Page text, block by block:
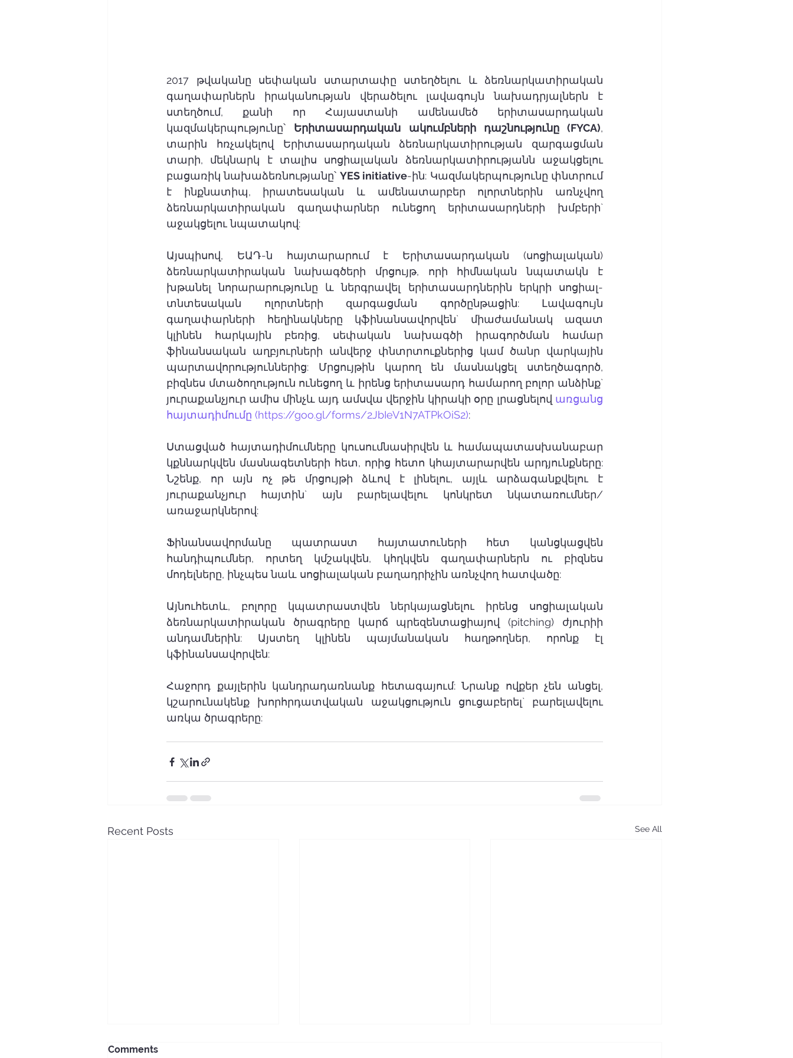
2017 թվականը սեփական ստարտափը ստեղծելու և ձեռնարկատիրական
գաղափարներն իրականության վերածելու լավագույն նախադրյալներն է
ստեղծում, քանի որ Հայաստանի ամենամեծ երիտասարդական
կազմակերպությունը՝ Երիտասարդական ակումբների դաշնությունը (FYCA),
տարին հռչակելով Երիտասարդական ձեռնարկատիրության զարգացման
տարի, մեկնարկ է տալիս սոցիալական ձեռնարկատիրությանն աջակցելու
բացառիկ նախաձեռնությանը՝ YES initiative-ին: Կազմակերպությունը փնտրում
է ինքնատիպ, իրատեսական և ամենատարբեր ոլորտներին առնչվող
ձեռնարկատիրական գաղափարներ ունեցող երիտասարդների խմբերի`
աջակցելու նպատակով:
Այսպիսով, ԵԱԴ-ն հայտարարում է Երիտասարդական (սոցիալական)
ձեռնարկատիրական նախագծերի մրցույթ, որի հիմնական նպատակն է
խթանել նորարարությունը և ներգրավել երիտասարդներին երկրի սոցիալ-
տնտեսական ոլորտների զարգացման գործընթացին: Լավագույն
գաղափարների հեղինակները կֆինանսավորվեն` միաժամանակ ազատ
կլինեն հարկային բեռից, սեփական նախագծի իրագործման համար
ֆինանսական աղբյուրների անվերջ փնտրտուքներից կամ ծանր վարկային
պարտավորություններից: Մրցույթին կարող են մասնակցել ստեղծագործ,
բիզնես մտածողություն ունեցող և իրենց երիտասարդ համարող բոլոր անձինք`
յուրաքանչյուր ամիս մինչև այդ ամսվա վերջին կիրակի օրը լրացնելով առցանց
հայտադիմումը (https://goo.gl/forms/2JbIeV1N7ATPkOiS2):
Ստացված հայտադիմումները կուսումնասիրվեն և համապատասխանաբար
կքննարկվեն մասնագետների հետ, որից հետո կհայտարարվեն արդյունքները:
Նշենք, որ այն ոչ թե մրցույթի ձևով է լինելու, այլև արձագանքվելու է
յուրաքանչյուր հայտին` այն բարելավելու կոնկրետ նկատառումներ/
առաջարկներով:
Ֆինանսավորմանը պատրաստ հայտատուների հետ կանցկացվեն
հանդիպումներ, որտեղ կմշակվեն, կհղկվեն գաղափարներն ու բիզնես
մոդելները, ինչպես նաև սոցիալական բաղադրիչին առնչվող հատվածը:
Այնուհետև, բոլորը կպատրաստվեն ներկայացնելու իրենց սոցիալական
ձեռնարկատիրական ծրագրերը կարճ պրեզենտացիայով (pitching) ժյուրիի
անդամներին: Այստեղ կլինեն պայմանական հաղթողներ, որոնք էլ
կֆինանսավորվեն:
Հաջորդ քայլերին կանդրադառնանք հետագայում: Նրանք ովքեր չեն անցել,
կշարունակենք խորհրդատվական աջակցություն ցուցաբերել` բարելավելու
առկա ծրագրերը:
Recent Posts See All
Comments